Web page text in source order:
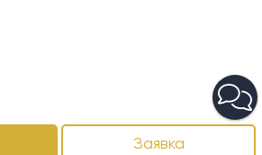
Заявка